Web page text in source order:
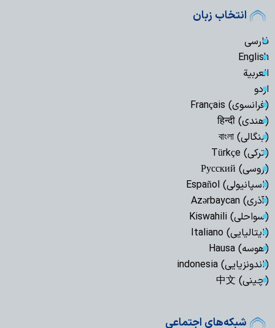
انتخاب زبان
فارسی
English
العربیة
اردو
(فرانسوی) Français
(هندی) हिन्दी
(بنگالی) বাংলা
(ترکی) Türkçe
(روسی) Русский
(اسپانیولی) Español
(آذری) Azərbaycan
(سواحلی) Kiswahili
(ایتالیایی) Italiano
(هوسه) Hausa
(اندونزیایی) indonesia
(چینی) 中文
شبکه‌های اجتماعی